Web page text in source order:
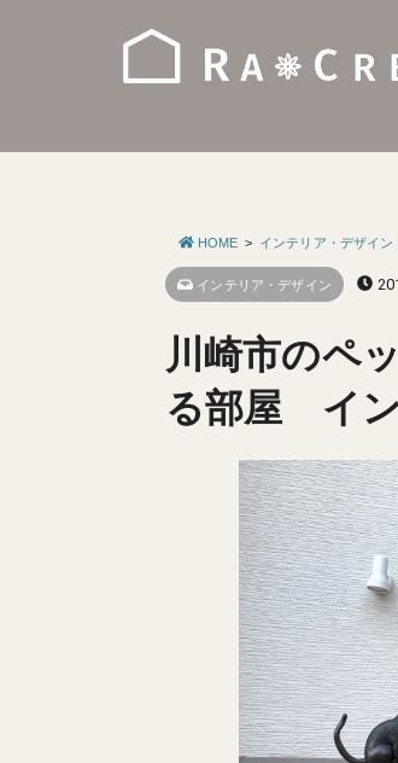
HOME インテリア・デザイン
インテリア・デザイン
川崎市のペ
る部屋 イ